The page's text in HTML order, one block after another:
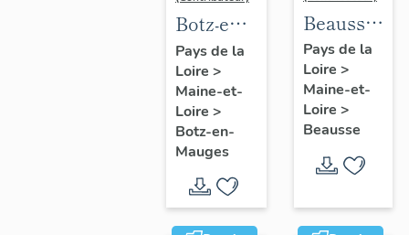
Botz-en-
Mauges :
présentation
de la
commune
Pays de la
Loire >
Maine-et-
Loire >
Botz-en-
Mauges
Beausse :
de la
commune
Pays de la
Loire >
Maine-et-
Loire >
Beausse